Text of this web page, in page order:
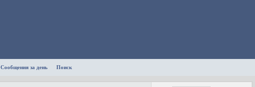
Сообщения за день Поиск